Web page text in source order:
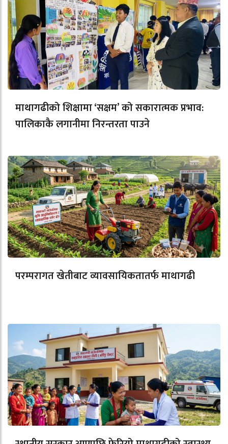
माथागढीको शिक्षामा ‘सक्षम’ को सकारात्मक प्रभाव:
पालिकाकै लगानीमा निरन्तरता पाउने
परम्परागत खेतीबाट व्यावसायिकतातर्फ माथागढी